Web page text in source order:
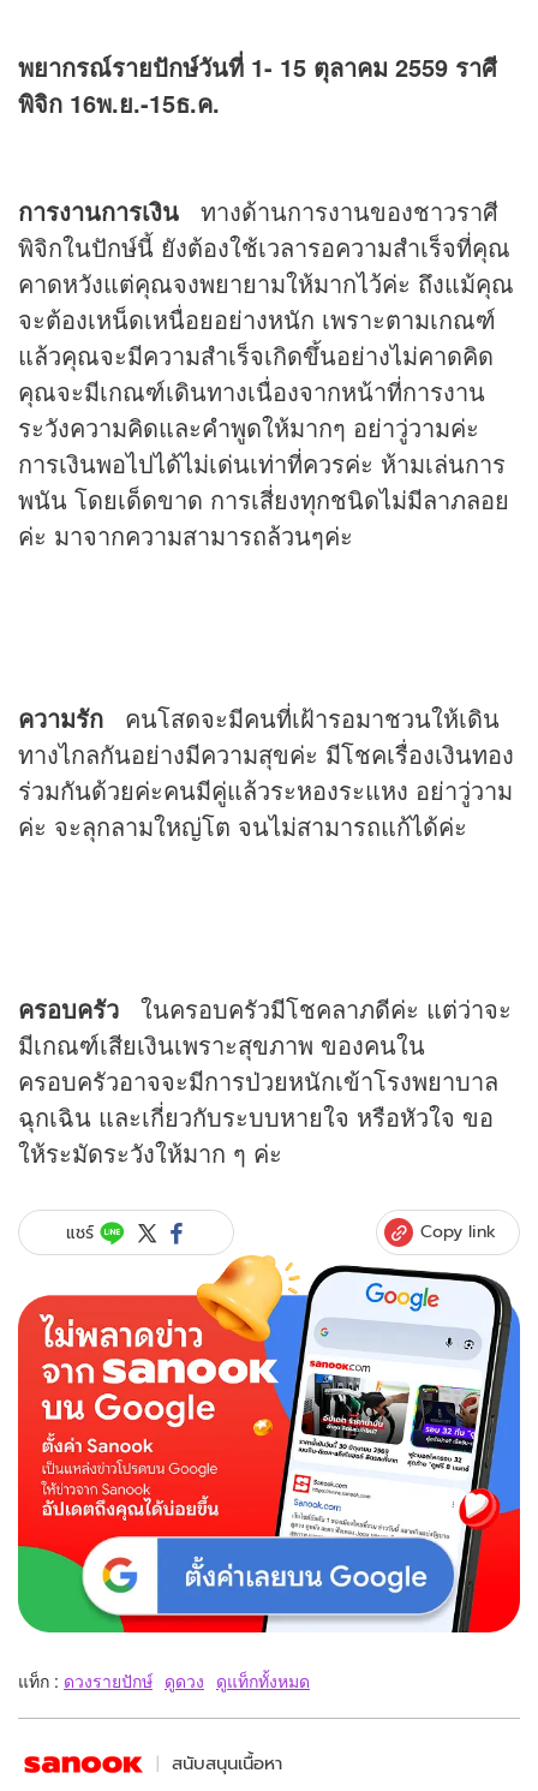
พยากรณ์รายปักษ์วันที่ 1- 15 ตุลาคม 2559 ราศี
พิจิก 16พ.ย.-15ธ.ค.
การงานการเงิน ทางด้านการงานของชาวราศี
พิจิกในปักษ์นี้ ยังต้องใช้เวลารอความสำเร็จที่คุณ
คาดหวังแต่คุณจงพยายามให้มากไว้ค่ะ ถึงแม้คุณ
จะต้องเหน็ดเหนื่อยอย่างหนัก เพราะตามเกณฑ์
แล้วคุณจะมีความสำเร็จเกิดขึ้นอย่างไม่คาดคิด
คุณจะมีเกณฑ์เดินทางเนื่องจากหน้าที่การงาน
ระวังความคิดและคำพูดให้มากๆ อย่าวู่วามค่ะ
การเงินพอไปได้ไม่เด่นเท่าที่ควรค่ะ ห้ามเล่นการ
พนัน โดยเด็ดขาด การเสี่ยงทุกชนิดไม่มีลาภลอย
ค่ะ มาจากความสามารถล้วนๆค่ะ
ความรัก คนโสดจะมีคนที่เฝ้ารอมาชวนให้เดิน
ทางไกลกันอย่างมีความสุขค่ะ มีโชคเรื่องเงินทอง
ร่วมกันด้วยค่ะคนมีคู่แล้วระหองระแหง อย่าวู่วาม
ค่ะ จะลุกลามใหญ่โต จนไม่สามารถแก้ได้ค่ะ
ครอบครัว ในครอบครัวมีโชคลาภดีค่ะ แต่ว่าจะ
มีเกณฑ์เสียเงินเพราะสุขภาพ ของคนใน
ครอบครัวอาจจะมีการป่วยหนักเข้าโรงพยาบาล
ฉุกเฉิน และเกี่ยวกับระบบหายใจ หรือหัวใจ ขอ
ให้ระมัดระวังให้มาก ๆ ค่ะ
แชร์ Copy link
แท็ก : ดวงรายปักษ์ ดูดวง ดูแท็กทั้งหมด
สนับสนุนเนื้อหา